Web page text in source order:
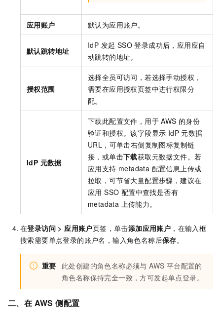
应用账户 默认为应用账户。
默认跳转地址
IdP 发起 SSO 登录成功后，应用应自
动跳转的地址。
授权范围
选择全员可访问，若选择手动授权，
需要在应用授权页签中进行权限分
配。
IdP 元数据
下载此配置文件，用于 AWS 的身份
验证和授权。该字段显示 IdP 元数据
URL，可单击右侧复制图标复制链
接，或单击下载获取元数据文件。若
应用支持 metadata 配置信息上传或
拉取，可节省大量配置步骤，建议在
应用 SSO 配置中查找是否有
metadata 上传能力。
在登录访问 > 应用账户页签，单击添加应用账户 ，在输入框
搜索需要单点登录的账户名，输入角色名称后保存。
重要
此处创建的角色名称必须与 AWS 平台配置的
角色名称保持完全一致，方可发起单点登录。
二、在 AWS 侧配置